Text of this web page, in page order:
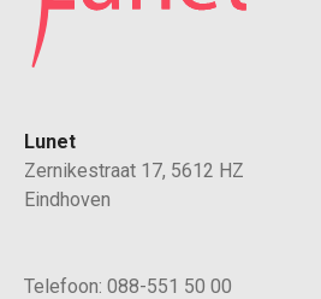
Lunet
Zernikestraat 17, 5612 HZ
Eindhoven
Telefoon: 088-551 50 00